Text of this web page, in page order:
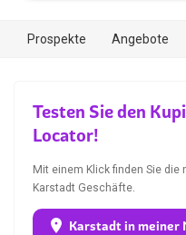
Prospekte Angebote
Testen Sie den
Locator!
Mit einem Klick finden Sie die
Karstadt Geschäfte.
Karstadt in meiner